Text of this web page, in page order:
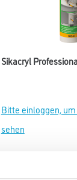
Sikacryl
Bitte einloggen,
sehen